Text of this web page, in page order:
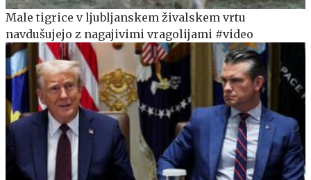
Male tigrice v ljubljanskem živalskem vrtu
navdušujejo z nagajivimi vragolijami #video